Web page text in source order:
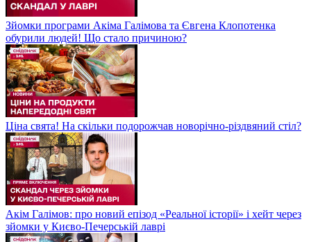
Зйомки програми Акіма Галімова та Євгена Клопотенка
обурили людей! Що стало причиною?
Ціна свята! На скільки подорожчав новорічно-різдвяний стіл?
Акім Галімов: про новий епізод «Реальної історії» і хейт через
зйомки у Києво-Печерській лаврі